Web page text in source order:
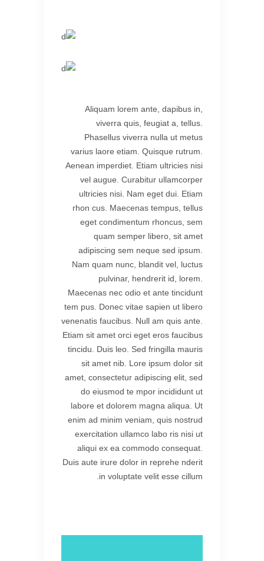
Aliquam lorem ante, dapibus in,
viverra quis, feugiat a, tellus.
Phasellus viverra nulla ut metus
varius laore etiam. Quisque rutrum.
Aenean imperdiet. Etiam ultricies nisi
vel augue. Curabitur ullamcorper
ultricies nisi. Nam eget dui. Etiam
rhon cus. Maecenas tempus, tellus
eget condimentum rhoncus, sem
quam semper libero, sit amet
adipiscing sem neque sed ipsum.
Nam quam nunc, blandit vel, luctus
pulvinar, hendrerit id, lorem.
Maecenas nec odio et ante tincidunt
tem pus. Donec vitae sapien ut libero
venenatis faucibus. Null am quis ante.
Etiam sit amet orci eget eros faucibus
tincidu. Duis leo. Sed fringilla mauris
sit amet nib. Lore ipsum dolor sit
amet, consectetur adipiscing elit, sed
do eiusmod te mpor incididunt ut
labore et dolorem magna aliqua. Ut
enim ad minim veniam, quis nostrud
exercitation ullamco labo ris nisi ut
aliqui ex ea commodo consequat.
Duis aute irure dolor in reprehe nderit
in voluptate velit esse cillum.